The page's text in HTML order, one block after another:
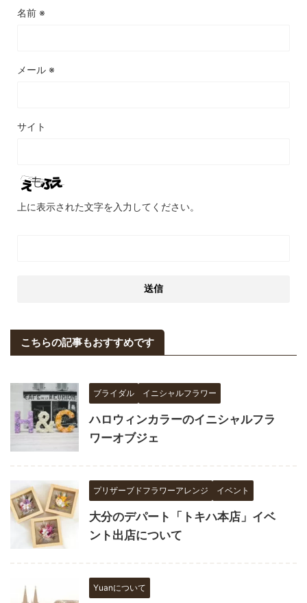
名前 ※
メール ※
サイト
上に表示された文字を入力してください。
こちらの記事もおすすめです
ブライダル イニシャルフラワー
ハロウィンカラーのイニシャルフラ
ワーオブジェ
プリザーブドフラワーアレンジ イベント
大分のデパート「トキハ本店」イベ
ント出店について
Yuanについて